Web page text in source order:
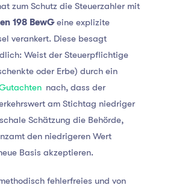
zum Schutz die Steuerzahler mit
198 BewGeine explizite
verankert. Diese besagt
Weist der Steuerpflichtige
oder Erbe) durch ein
nach, dass der
am Stichtag niedriger
Schätzung die Behörde,
den niedrigeren Wert
Basis akzeptieren.
fehlerfreies und von